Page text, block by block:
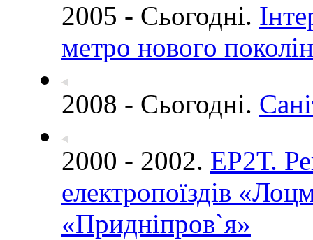
2005 - Сьогодні.
метро нового
2008 - Сьогодні.
2000 - 2002. ЕР2Т.
електропоїздів
«Придніпров`я»